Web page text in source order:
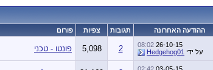
ההודעה האחרונה תגובות צפיות פורום
26-10-15
08:02
על ידי Hedgehog01
2
5,098 פונטו - טכני